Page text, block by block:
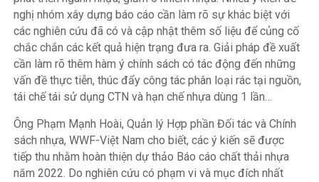
nghị nhóm xây dựng báo cáo cần làm rõ sự khác biệt với
các nghiên cứu đã có và cập nhật thêm số liệu để củng cố
chắc chắn các kết quả hiện trạng đưa ra. Giải pháp đề xuất
cần làm rõ thêm hàm ý chính sách có tác động đến những
vấn đề thực tiễn, thúc đẩy công tác phân loại rác tại nguồn,
tái chế tái sử dụng CTN và hạn chế nhựa dùng 1 lần…
Ông Phạm Mạnh Hoài, Quản lý Hợp phần Đối tác và Chính
sách nhựa, WWF-Việt Nam cho biết, các ý kiến sẽ được
tiếp thu nhằm hoàn thiện dự thảo Báo cáo chất thải nhựa
năm 2022. Do nghiên cứu có phạm vi và mục đích nhất